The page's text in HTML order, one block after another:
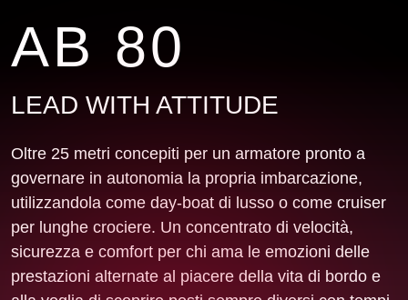
AB 80
LEAD WITH ATTITUDE
Oltre 25 metri concepiti per un armatore pronto a
governare in autonomia la propria imbarcazione,
utilizzandola come day-boat di lusso o come cruiser
per lunghe crociere. Un concentrato di velocità,
sicurezza e comfort per chi ama le emozioni delle
prestazioni alternate al piacere della vita di bordo e